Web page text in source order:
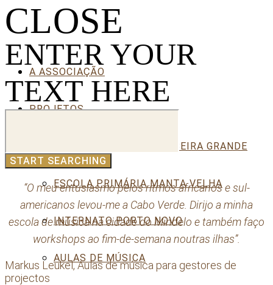
A ASSOCIAÇÃO
PROJETOS
JARDIM DE INFÂNCIA RIBEIRA GRANDE
ESCOLA PRIMÁRIA MANTA VELHA
INTERNATO PORTO NOVO
AULAS DE MÚSICA
CLOSE
ENTER YOUR
TEXT HERE
“O meu entusiasmo pelos ritmos africanos e sul-
americanos levou-me a Cabo Verde. Dirijo a minha
escola de música na cidade do Mindelo e também faço
workshops ao fim-de-semana noutras ilhas”.
Markus Leukel, Aulas de música para gestores de
projectos